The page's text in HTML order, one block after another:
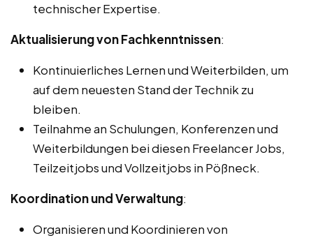
technischer Expertise.
Aktualisierung von Fachkenntnissen:
Kontinuierliches Lernen und Weiterbilden, um
auf dem neuesten Stand der Technik zu
bleiben.
Teilnahme an Schulungen, Konferenzen und
Weiterbildungen bei diesen Freelancer Jobs,
Teilzeitjobs und Vollzeitjobs in Pößneck.
Koordination und Verwaltung:
Organisieren und Koordinieren von